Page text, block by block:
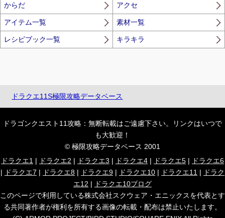
からだ アクセ
アイテム一覧 素材一覧
レシピブック一覧 キラキラ
ドラクエ11S極限攻略データベース
ドラゴンクエスト11攻略：無断転載はご遠慮下さい。リンクはいつで
も大歓迎！
© 極限攻略データベース 2001
ドラクエ1 | ドラクエ2 | ドラクエ3 | ドラクエ4 | ドラクエ5 |
ドラクエ6
|
ドラクエ7 | ドラクエ8 | ドラクエ9 | ドラクエ10 | ドラクエ11 |
ドラク
エ12 |
ドラクエ10ブログ
このページで利用している株式会社スクウェア・エニックスを代表とす
る共同著作者が権利を所有する画像の転載・配布は禁止いたします。